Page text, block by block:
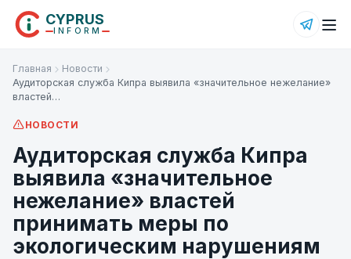
CYPRUS
INFORM
Главная
Новости
Аудиторская служба Кипра выявила «значительное нежелание»
властей…
НОВОСТИ
Аудиторская служба Кипра
выявила «значительное
нежелание» властей
принимать меры по
экологическим нарушениям